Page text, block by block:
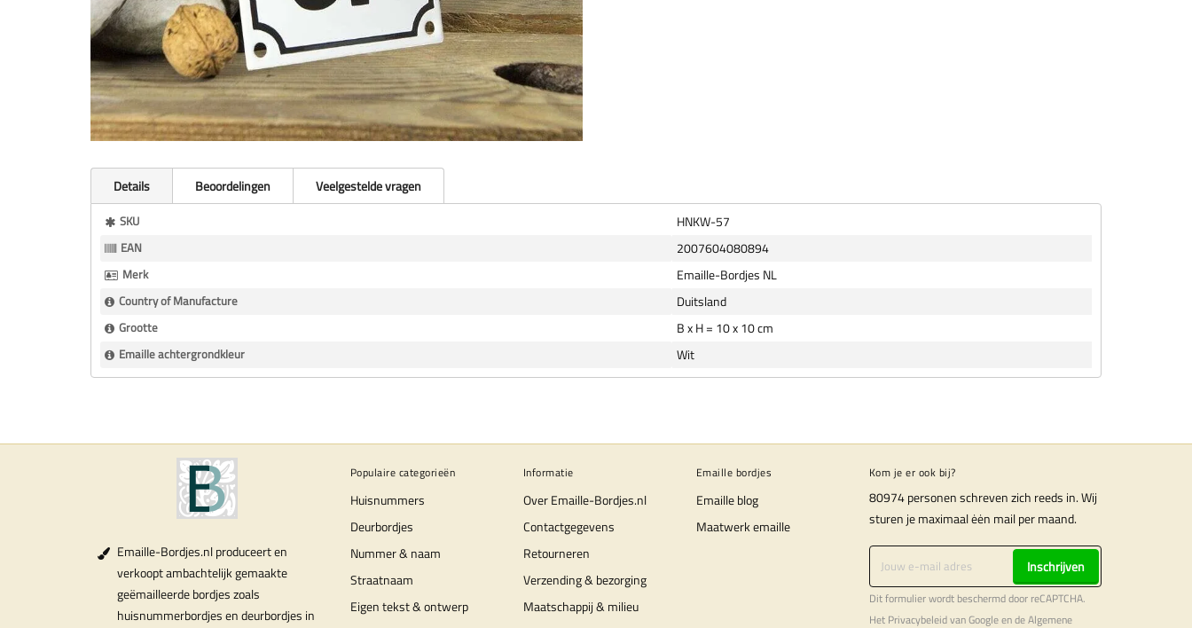
Details Beoordelingen
Veelgestelde vragen
Meer
Informatie
SKU HNKW-57
EAN 2007604080894
Merk Emaille-Bordjes NL
Country of Manufacture Duitsland
Grootte B x H = 10 x 10 cm
Emaille achtergrondkleur Wit
Emaille-Bordjes.nl produceert en
verkoopt ambachtelijk gemaakte
geëmailleerde bordjes zoals
huisnummerbordjes en deurbordjes in
Populaire categorieën
Huisnummers
Deurbordjes
Nummer & naam
Straatnaam
Eigen tekst & ontwerp
Informatie
Over Emaille-Bordjes.nl
Contactgegevens
Retourneren
Verzending & bezorging
Maatschappij & milieu
Emaille bordjes
Emaille blog
Maatwerk emaille
Kom je er ook bij?
80974 personen schreven zich reeds in. Wij
sturen je maximaal ėėn mail per maand.
Inschrijven
Dit formulier wordt beschermd door reCAPTCHA.
Het Privacybeleidvan Google en deAlgemene